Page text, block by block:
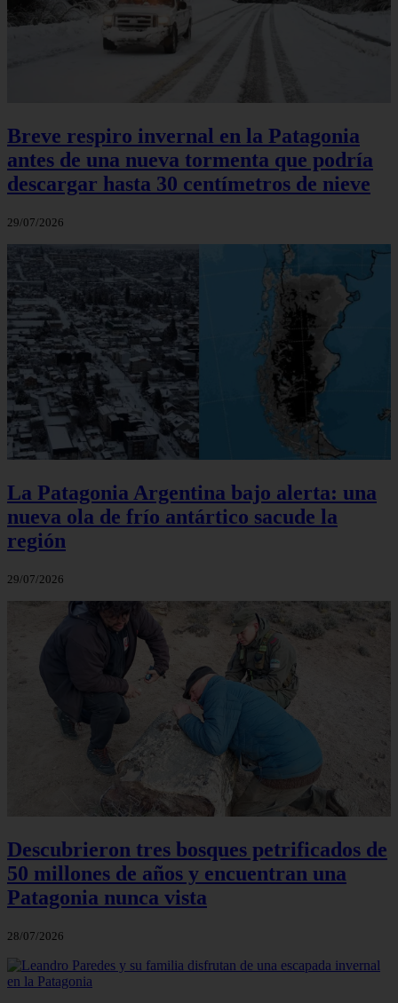
Breve respiro invernal en la Patagonia
antes de una nueva tormenta que podría
descargar hasta 30 centímetros de nieve
29/07/2026
La Patagonia Argentina bajo alerta: una
nueva ola de frío antártico sacude la
región
29/07/2026
Descubrieron tres bosques petrificados de
50 millones de años y encuentran una
Patagonia nunca vista
28/07/2026